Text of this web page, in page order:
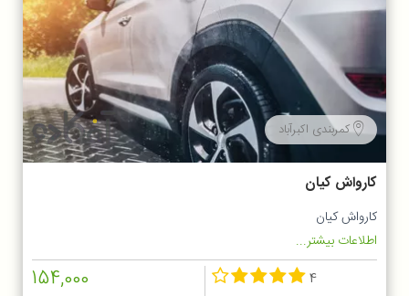
کمربندی اکبرآباد
کارواش کیان
کارواش کیان
اطلاعات بیشتر...
4
154,000